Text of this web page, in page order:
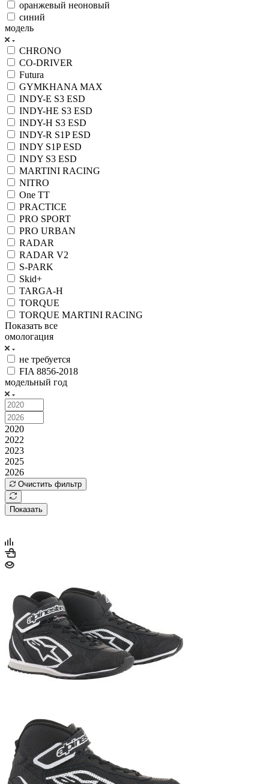
оранжевый неоновый
синий
модель
CHRONO
CO-DRIVER
Futura
GYMKHANA MAX
INDY-E S3 ESD
INDY-HE S3 ESD
INDY-H S3 ESD
INDY-R S1P ESD
INDY S1P ESD
INDY S3 ESD
MARTINI RACING
NITRO
One TT
PRACTICE
PRO SPORT
PRO URBAN
RADAR
RADAR V2
S-PARK
Skid+
TARGA-H
TORQUE
TORQUE MARTINI RACING
Показать все
омологация
не требуется
FIA 8856-2018
модельный год
2020
2022
2023
2025
2026
Очистить фильтр
Показать